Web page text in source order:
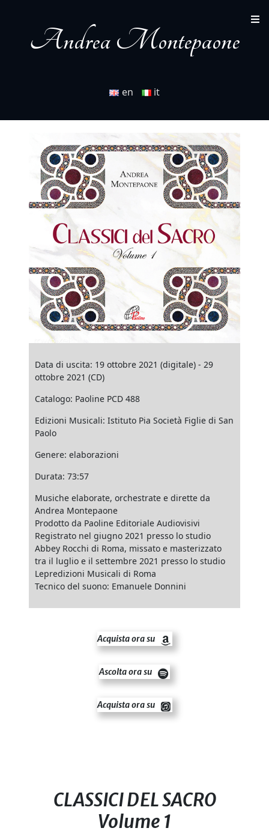
Andrea Montepaone
en it
Data di uscita: 19 ottobre 2021 (digitale) - 29
ottobre 2021 (CD)
Catalogo: Paoline PCD 488
Edizioni Musicali: Istituto Pia Società Figlie di San
Paolo
Genere: elaborazioni
Durata: 73:57
Musiche elaborate, orchestrate e dirette da
Andrea Montepaone
Prodotto da Paoline Editoriale Audiovisivi
Registrato nel giugno 2021 presso lo studio
Abbey Rocchi di Roma, missato e masterizzato
tra il luglio e il settembre 2021 presso lo studio
Lepredizioni Musicali di Roma
Tecnico del suono: Emanuele Donnini
Acquista ora su
Ascolta ora su
Acquista ora su
CLASSICI DEL SACRO
Volume 1